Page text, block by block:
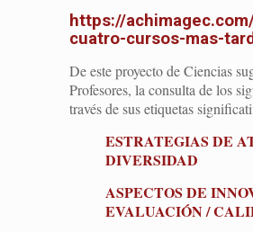
https://
cuatro-cursos-mas-
De este proyecto de Ciencias
Profesores, la consulta de los
través de sus etiquetas
ESTRATEGIAS DE
DIVERSIDAD
ASPECTOS DE
EVALUACIÓN /